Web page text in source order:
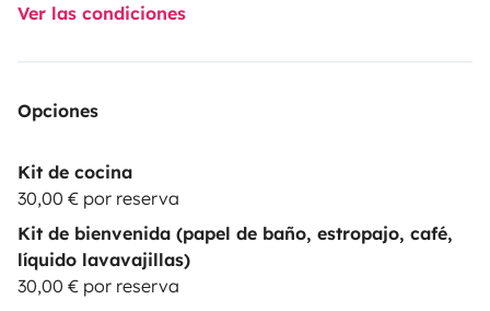
Ver las condiciones
Opciones
Kit de cocina
30,00 € por reserva
Kit de bienvenida (papel de baño, estropajo, café,
líquido lavavajillas)
30,00 € por reserva